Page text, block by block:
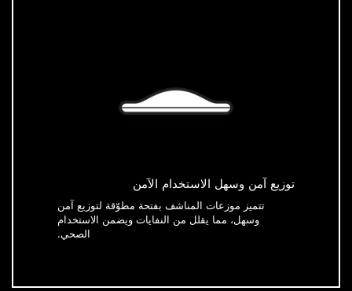
توزيع آمن وسهل الاستخدام الآمن
تتميز موزعات المناشف بفتحة مطوّقة لتوزيع آمن
وسهل، مما يقلل من النفايات ويضمن الاستخدام
الصحي.